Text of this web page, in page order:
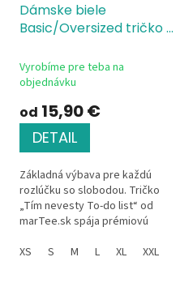
Dámske biele
Basic/Oversized tričko s
(Bride team) To-do list
Single Jersey, 100 %
úprava
Vyrobíme pre teba na
objednávku
od 15,90 €
DETAIL
Základná výbava pre každú
rozlúčku so slobodou. Tričko
„Tím nevesty To-do list“ od
marTee.sk spája prémiovú
dizajn, ktorý hovorí jasnou
XS S M L XL XXL